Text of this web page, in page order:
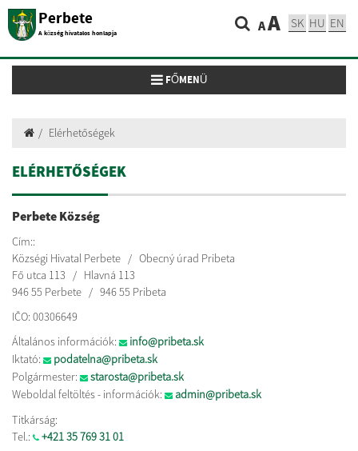
Perbete
A község hivatalos honlapja AA SK HU EN
Toggle navigation
FŐMENÜ
Elérhetőségek
ELÉRHETŐSÉGEK
Perbete Község
Cím::
Községi Hivatal Perbete / Obecný úrad Pribeta
Fő utca 113 / Hlavná 113
946 55 Perbete / 946 55 Pribeta
IČO: 00306649
Általános információk:
info@pribeta.sk
Iktató:
podatelna@pribeta.sk
Polgármester:
starosta@pribeta.sk
Weboldal feltöltés - információk:
admin@pribeta.sk
Titkárság:
Tel.:
+421 35 769 31 01